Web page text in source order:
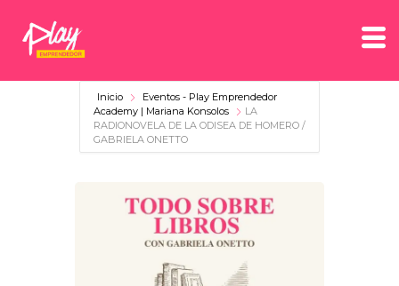
Inicio
Eventos - Play Emprendedor
Academy | Mariana Konsolos
LA
RADIONOVELA DE LA ODISEA DE HOMERO /
GABRIELA ONETTO